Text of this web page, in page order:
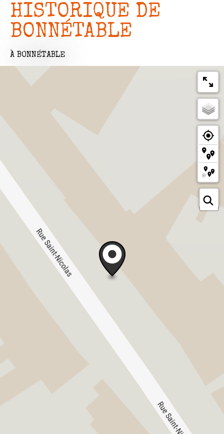
HISTORIQUE DE
BONNÉTABLE
À BONNÉTABLE